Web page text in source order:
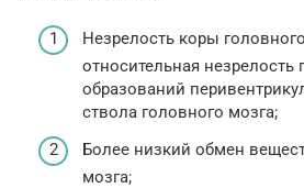
Незрелость коры
относительная незрелость
образований
ствола головного мозга;
Более низкий обмен
мозга;